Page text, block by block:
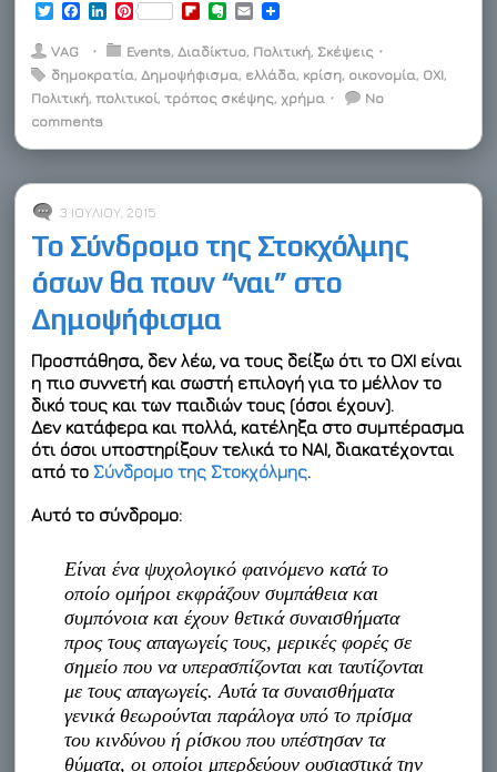
T
i
t
t
e
r
F
b
o
o
L
n
e
d
P
n
e
r
t
F
i
b
o
d
e
n
o
E
a
l
VAG ⋅ Events,Διαδίκτυο, Πολιτική,Σκέψεις ⋅
δημοκρατία,Δημοψήφισμα, ελλάδα, κρίση, οικονομία, ΟΧΙ,
Πολιτική,πολιτικοί,τρόπος σκέψης, χρήμα ⋅
No
comments
3 ΙΟΥΛΊΟΥ, 2015
Το Σύνδρομο της Στοκχόλμης
όσων θα πουν “ναι” στο
Δημοψήφισμα
Προσπάθησα, δεν λέω, να τους δείξω ότι το ΟΧΙ είναι
η πιο συννετή και σωστή επιλογή για το μέλλον το
δικό τους και των παιδιών τους (όσοι έχουν).
Δεν κατάφερα και πολλά, κατέληξα στο συμπέρασμα
ότι όσοι υποστηρίξουν τελικά το ΝΑΙ, διακατέχονται
από τοΣύνδρομο της Στοκχόλμης.
Αυτό το σύνδρομο:
Eίναι ένα ψυχολογικό φαινόμενο κατά το
οποίο ομήροι εκφράζουν συμπάθεια και
συμπόνοια και έχουν θετικά συναισθήματα
προς τους απαγωγείς τους, μερικές φορές σε
σημείο που να υπερασπίζονται και ταυτίζονται
με τους απαγωγείς. Αυτά τα συναισθήματα
γενικά θεωρούνται παράλογα υπό το πρίσμα
του κινδύνου ή ρίσκου που υπέστησαν τα
θύματα, οι οποίοι μπερδεύουν ουσιαστικά την